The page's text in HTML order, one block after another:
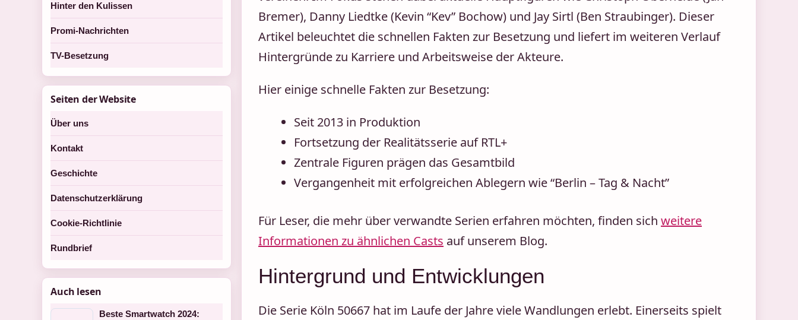
Bremer), Danny Liedtke (Kevin “Kev” Bochow) und Jay Sirtl (Ben Straubinger). Dieser
Artikel beleuchtet die schnellen Fakten zur Besetzung und liefert im weiteren Verlauf
Hintergründe zu Karriere und Arbeitsweise der Akteure.
Hier einige schnelle Fakten zur Besetzung:
Seit 2013 in Produktion
Fortsetzung der Realitätsserie auf RTL+
Zentrale Figuren prägen das Gesamtbild
Vergangenheit mit erfolgreichen Ablegern wie “Berlin – Tag & Nacht”
Für Leser, die mehr über verwandte Serien erfahren möchten, finden sich weitere
Informationen zu ähnlichen Casts auf unserem Blog.
Hintergrund und Entwicklungen
Die Serie Köln 50667 hat im Laufe der Jahre viele Wandlungen erlebt. Einerseits spielt
Hinter den Kulissen
Promi-Nachrichten
TV-Besetzung
Seiten der Website
Über uns
Kontakt
Geschichte
Datenschutzerklärung
Cookie-Richtlinie
Rundbrief
Auch lesen
Beste Smartwatch 2024: